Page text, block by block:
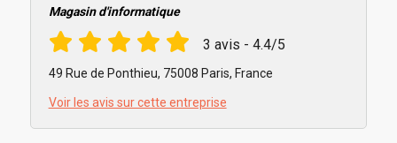
Magasin d'informatique
3 avis - 4.4/5
49 Rue de Ponthieu, 75008 Paris, France
Voir les avis sur cette entreprise